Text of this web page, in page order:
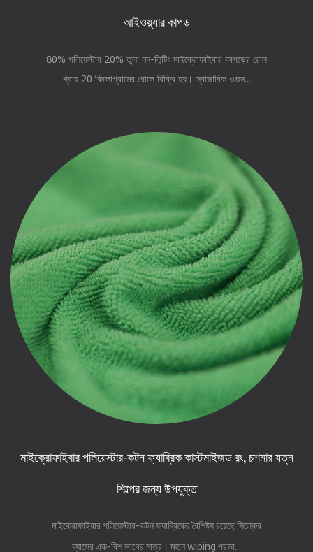
আইওয়্যার কাপড়
80% পলিয়েস্টার 20% তুলা নন-লিন্টিং মাইক্রোফাইবার কাপড়ের রোল
প্রায় 20 কিলোগ্রামের রোলে বিক্রি হয়। স্বাভাবিক ওজন...
মাইক্রোফাইবার পলিয়েস্টার-কটন ফ্যাব্রিক কাস্টমাইজড রং, চশমার যত্ন
শিল্পের জন্য উপযুক্ত
মাইক্রোফাইবার পলিয়েস্টার-কটন ফ্যাব্রিকের বৈশিষ্ট্য রয়েছে সিল্কের
ব্যাসের এক-বিশ ভাগের মাত্র। মহান wiping প্রভা...